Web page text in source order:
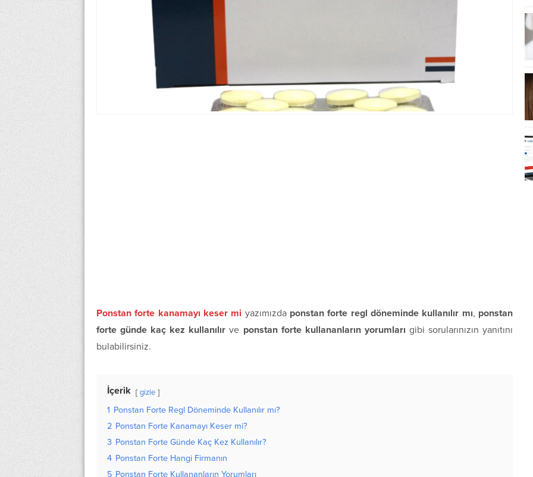
Ponstan forte kanamayı keser mi yazımızda ponstan forte regl döneminde kullanılır mı, ponstan
forte günde kaç kez kullanılır ve ponstan forte kullananların yorumları gibi sorularınızın yanıtını
bulabilirsiniz.
İçerik gizle
1 Ponstan Forte Regl Döneminde Kullanılır mı?
2 Ponstan Forte Kanamayı Keser mi?
3 Ponstan Forte Günde Kaç Kez Kullanılır?
4 Ponstan Forte Hangi Firmanın
5 Ponstan Forte Kullananların Yorumları